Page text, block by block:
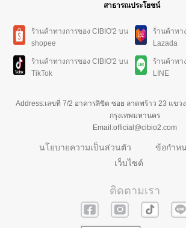
สาธารณประโยชน์
ร้านค้าทางการของ CIBIO'2 บน
shopee
ร้านค้าทา
Lazada
ร้านค้าทางการของ CIBIO'2 บน
TikTok
ร้านค้าทา
LINE
Address:เลขที่ 7/2 อาคารลิขิต ซอย ลาดพร้าว 23 แขว
กรุงเทพมหานคร
Email:official@cibio2.com
นโยบายความเป็นส่วนตัว
ข้อกำห
เว็บไซต์
ติดตามเรา